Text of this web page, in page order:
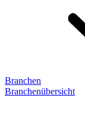
Branchen
Branchenübersicht